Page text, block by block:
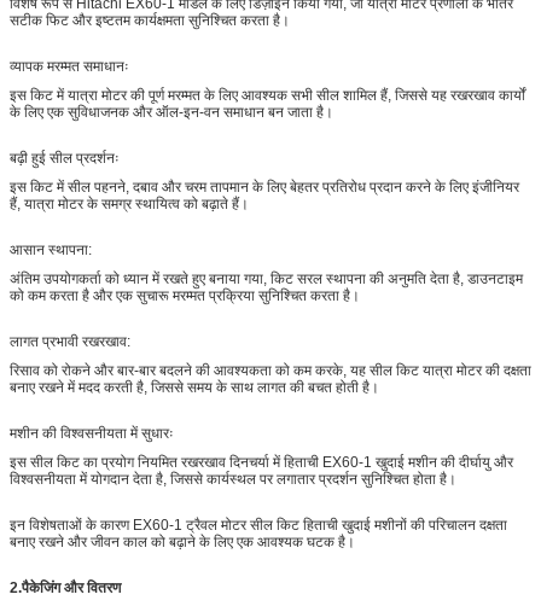
विशेष रूप से Hitachi EX60-1 मॉडल के लिए डिज़ाइन किया गया, जो यात्रा मोटर प्रणाली के भीतर
सटीक फिट और इष्टतम कार्यक्षमता सुनिश्चित करता है।
व्यापक मरम्मत समाधानः
इस किट में यात्रा मोटर की पूर्ण मरम्मत के लिए आवश्यक सभी सील शामिल हैं, जिससे यह रखरखाव कार्यों
के लिए एक सुविधाजनक और ऑल-इन-वन समाधान बन जाता है।
बढ़ी हुई सील प्रदर्शनः
इस किट में सील पहनने, दबाव और चरम तापमान के लिए बेहतर प्रतिरोध प्रदान करने के लिए इंजीनियर
हैं, यात्रा मोटर के समग्र स्थायित्व को बढ़ाते हैं।
आसान स्थापना:
अंतिम उपयोगकर्ता को ध्यान में रखते हुए बनाया गया, किट सरल स्थापना की अनुमति देता है, डाउनटाइम
को कम करता है और एक सुचारू मरम्मत प्रक्रिया सुनिश्चित करता है।
लागत प्रभावी रखरखाव:
रिसाव को रोकने और बार-बार बदलने की आवश्यकता को कम करके, यह सील किट यात्रा मोटर की दक्षता
बनाए रखने में मदद करती है, जिससे समय के साथ लागत की बचत होती है।
मशीन की विश्वसनीयता में सुधारः
इस सील किट का प्रयोग नियमित रखरखाव दिनचर्या में हिताची EX60-1 खुदाई मशीन की दीर्घायु और
विश्वसनीयता में योगदान देता है, जिससे कार्यस्थल पर लगातार प्रदर्शन सुनिश्चित होता है।
इन विशेषताओं के कारण EX60-1 ट्रैवल मोटर सील किट हिताची खुदाई मशीनों की परिचालन दक्षता
बनाए रखने और जीवन काल को बढ़ाने के लिए एक आवश्यक घटक है।
2.पैकेजिंग और वितरण